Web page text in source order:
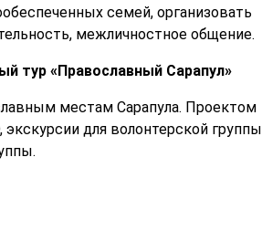
семей, организовать
межличностное общение.
тур «Православный Сарапул»
местам Сарапула. Проектом
для волонтерской группы